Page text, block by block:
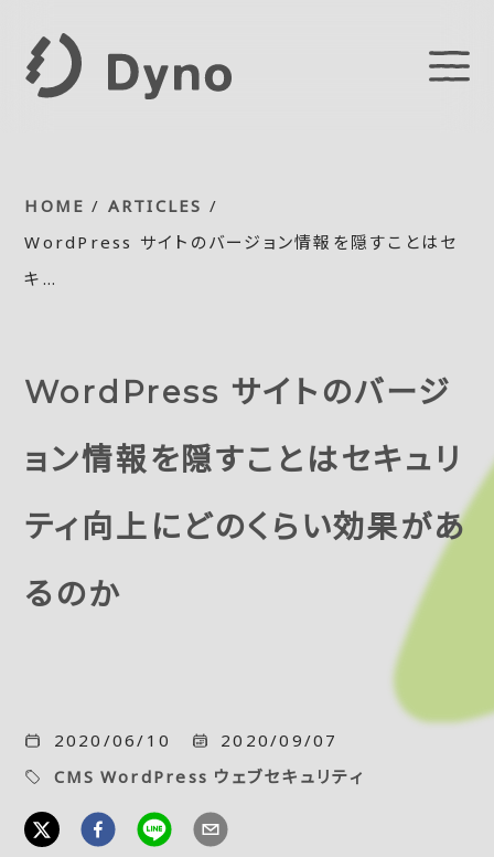
HOME / ARTICLES /
WordPress サイトのバージョン情報を隠すことはセ
キ…
WordPress サイトのバージ
ョン情報を隠すことはセキュリ
ティ向上にどのくらい効果があ
るのか
2020/06/10
2020/09/07
CMS WordPress ウェブセキュリティ